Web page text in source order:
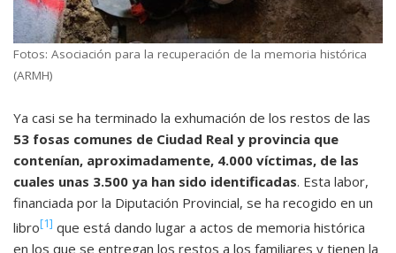
Fotos: Asociación para la recuperación de la memoria histórica
(ARMH)
Ya casi se ha terminado la exhumación de los restos de las
53 fosas comunes de Ciudad Real y provincia que
contenían, aproximadamente, 4.000 víctimas, de las
cuales unas 3.500 ya han sido identificadas. Esta labor,
financiada por la Diputación Provincial, se ha recogido en un
libro[1] que está dando lugar a actos de memoria histórica
en los que se entregan los restos a los familiares y tienen la